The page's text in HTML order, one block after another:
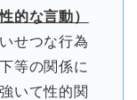
的な言動）
せつな行為
等の関係に
いて性的関